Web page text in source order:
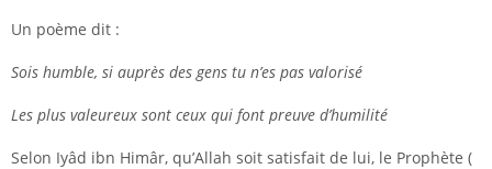
Un poème dit :
Sois humble, si auprès des gens tu n’es pas valorisé
Les plus valeureux sont ceux qui font preuve d’humilité
Selon Iyâd ibn Himâr, qu’Allah soit satisfait de lui, le Prophète (